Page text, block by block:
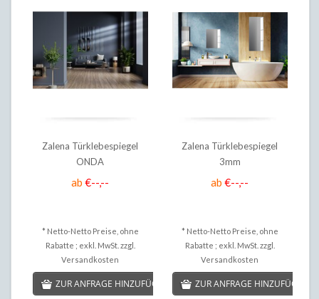
Zalena Türklebespiegel
ONDA
ab€--,--
* Netto-Netto Preise, ohne
Rabatte ; exkl. MwSt. zzgl.
Versandkosten
ZUR ANFRAGE HINZUFÜGEN
Zalena Türklebespiegel
3mm
ab€--,--
* Netto-Netto Preise, ohne
Rabatte ; exkl. MwSt. zzgl.
Versandkosten
ZUR ANFRAGE HINZUFÜGEN